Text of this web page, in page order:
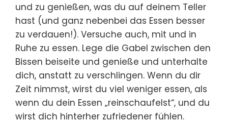
und zu genießen, was du auf deinem Teller
hast (und ganz nebenbei das Essen besser
zu verdauen!). Versuche auch, mit und in
Ruhe zu essen. Lege die Gabel zwischen den
Bissen beiseite und genieße und unterhalte
dich, anstatt zu verschlingen. Wenn du dir
Zeit nimmst, wirst du viel weniger essen, als
wenn du dein Essen „reinschaufelst“, und du
wirst dich hinterher zufriedener fühlen.